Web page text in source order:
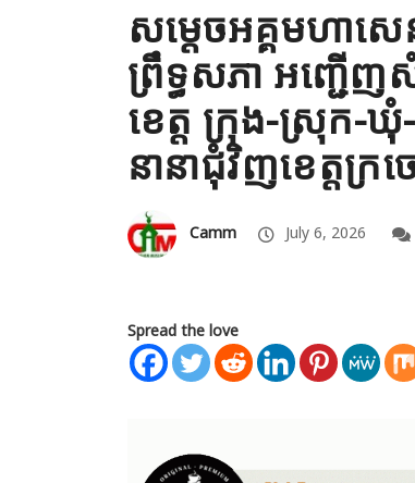
សម្ដេចអគ្គមហាស
ព្រឹទ្ធសភា អញ្ជើ
ខេត្ត ក្រុង-ស្រុក-ឃុំ-
នានាជុំវិញខេត្តក្រ
Camm July 6, 2026
Spread the love